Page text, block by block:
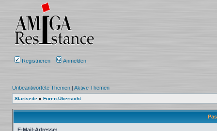
Registrieren Anmelden
Unbeantwortete Themen | Aktive Themen
Startseite » Foren-Übersicht
E-Mail-Adresse: